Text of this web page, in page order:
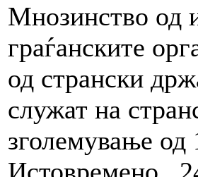
Мнозинство од
граѓанските
од странски
служат на
зголемување